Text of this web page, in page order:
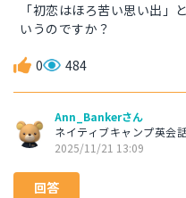
「初恋はほろ苦い思い出」
いうのですか？
0 484
Ann_Bankerさん
ネイティブキャンプ英会
2025/11/21 13:09
回答